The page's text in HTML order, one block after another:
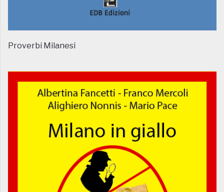
Proverbi Milanesi